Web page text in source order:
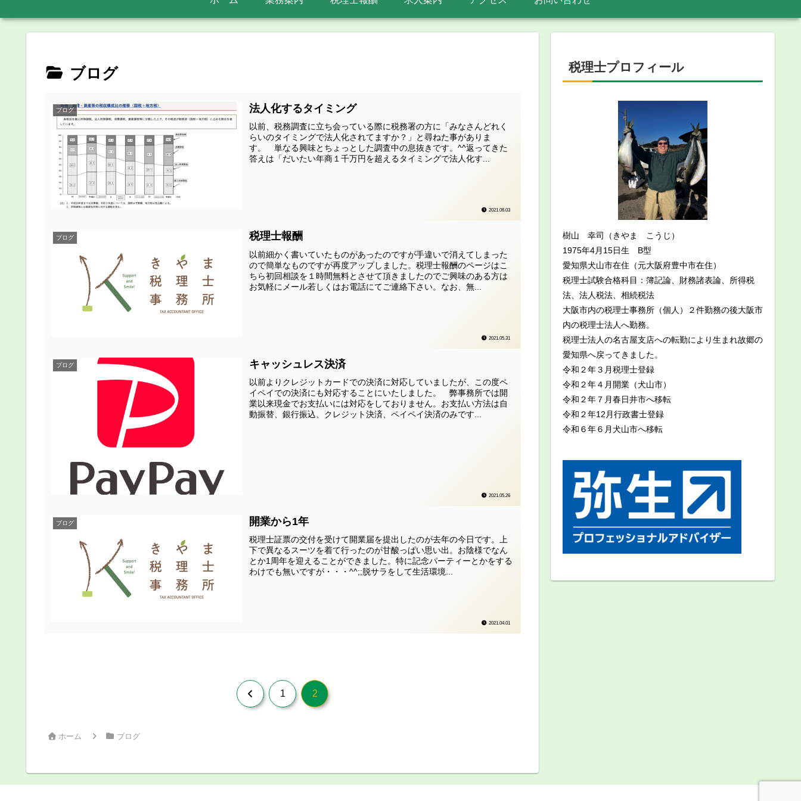
ブログ
ブログ 法人化するタイミング
以前、税務調査に立ち会っている際に税務署の方に「みなさんどれく
らいのタイミングで法人化されてますか？」と尋ねた事がありま
す。 単なる興味とちょっとした調査中の息抜きです。^^返ってきた
答えは「だいたい年商１千万円を超えるタイミングで法人化す...
2021.06.03
ブログ 税理士報酬
以前細かく書いていたものがあったのですが手違いで消えてしまった
ので簡単なものですが再度アップしました。税理士報酬のページはこ
ちら初回相談を１時間無料とさせて頂きましたのでご興味のある方は
お気軽にメール若しくはお電話にてご連絡下さい。なお、無...
2021.05.31
ブログ キャッシュレス決済
以前よりクレジットカードでの決済に対応していましたが、この度ペ
イペイでの決済にも対応することにいたしました。 弊事務所では開
業以来現金でお支払いには対応をしておりません。お支払い方法は自
動振替、銀行振込、クレジット決済、ペイペイ決済のみです...
2021.05.26
ブログ 開業から1年
税理士証票の交付を受けて開業届を提出したのが去年の今日です。上
下で異なるスーツを着て行ったのが甘酸っぱい思い出。お陰様でなん
とか1周年を迎えることができました。特に記念パーティーとかをする
わけでも無いですが・・・^^;;脱サラをして生活環境...
2021.04.01
前 1 2
ホーム ブログ
税理士プロフィール
樹山 幸司（きやま こうじ）
1975年4月15日生 B型
愛知県犬山市在住（元大阪府豊中市在住）
税理士試験合格科目：簿記論、財務諸表論、所得税
法、法人税法、相続税法
大阪市内の税理士事務所（個人）２件勤務の後大阪市
内の税理士法人へ勤務。
税理士法人の名古屋支店への転勤により生まれ故郷の
愛知県へ戻ってきました。
令和２年３月税理士登録
令和２年４月開業（犬山市）
令和２年７月春日井市へ移転
令和２年12月行政書士登録
令和６年６月犬山市へ移転